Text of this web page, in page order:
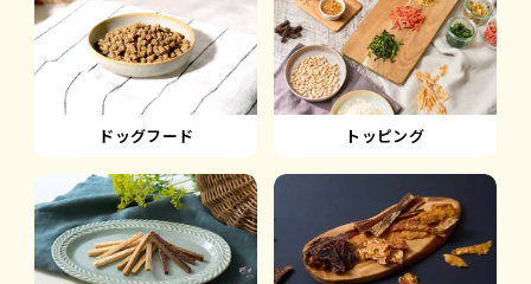
ドッグフード トッピング